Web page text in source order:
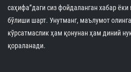
саҳифа”даги сиз фойдаланган хабар ёки
бўлиши шарт. Унутманг, маълумот
кўрсатмаслик ҳам қонунан ҳам диний
қораланади.